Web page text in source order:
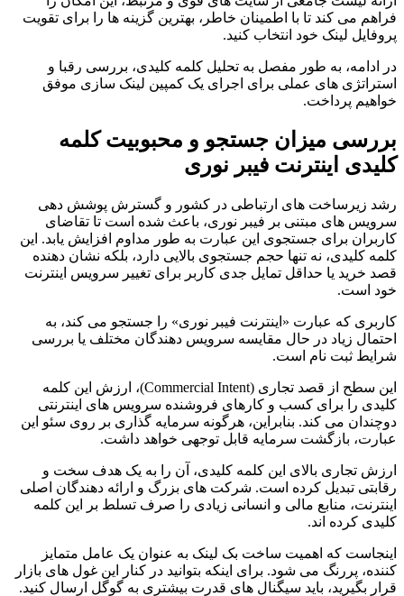
فراهم می کند تا با اطمینان خاطر، بهترین گزینه ها را برای تقویت
پروفایل لینک خود انتخاب کنید.
در ادامه، به طور مفصل به تحلیل کلمه کلیدی، بررسی رقبا و
استراتژی های عملی برای اجرای یک کمپین لینک سازی موفق
خواهیم پرداخت.
بررسی میزان جستجو و محبوبیت کلمه
کلیدی اینترنت فیبر نوری
رشد زیرساخت های ارتباطی در کشور و گسترش پوشش دهی
سرویس های مبتنی بر فیبر نوری، باعث شده است تا تقاضای
کاربران برای جستجوی این عبارت به طور مداوم افزایش یابد. این
کلمه کلیدی، نه تنها حجم جستجوی بالایی دارد، بلکه نشان دهنده
قصد خرید یا حداقل تمایل جدی کاربر برای تغییر سرویس اینترنت
خود است.
کاربری که عبارت «اینترنت فیبر نوری» را جستجو می کند، به
احتمال زیاد در حال مقایسه سرویس دهندگان مختلف یا بررسی
شرایط ثبت نام است.
این سطح از قصد تجاری (Commercial Intent)، ارزش این کلمه
کلیدی را برای کسب و کارهای فروشنده سرویس های اینترنتی
دوچندان می کند. بنابراین، هرگونه سرمایه گذاری بر روی سئو این
عبارت، بازگشت سرمایه قابل توجهی خواهد داشت.
ارزش تجاری بالای این کلمه کلیدی، آن را به یک هدف سخت و
رقابتی تبدیل کرده است. شرکت های بزرگ و ارائه دهندگان اصلی
اینترنت، منابع مالی و انسانی زیادی را صرف تسلط بر این کلمه
کلیدی کرده اند.
اینجاست که اهمیت ساخت بک لینک به عنوان یک عامل متمایز
کننده، پررنگ می شود. برای اینکه بتوانید در کنار این غول های بازار
قرار بگیرید، باید سیگنال های قدرت بیشتری به گوگل ارسال کنید.